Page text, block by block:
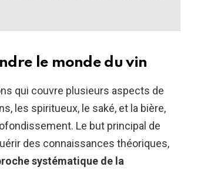
le monde du vin
qui couvre plusieurs aspects de
les spiritueux, le saké, et la bière,
Le but principal de
des connaissances théoriques,
systématique de la